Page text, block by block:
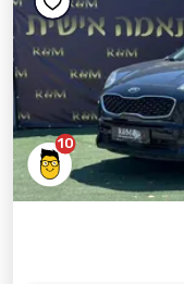
10